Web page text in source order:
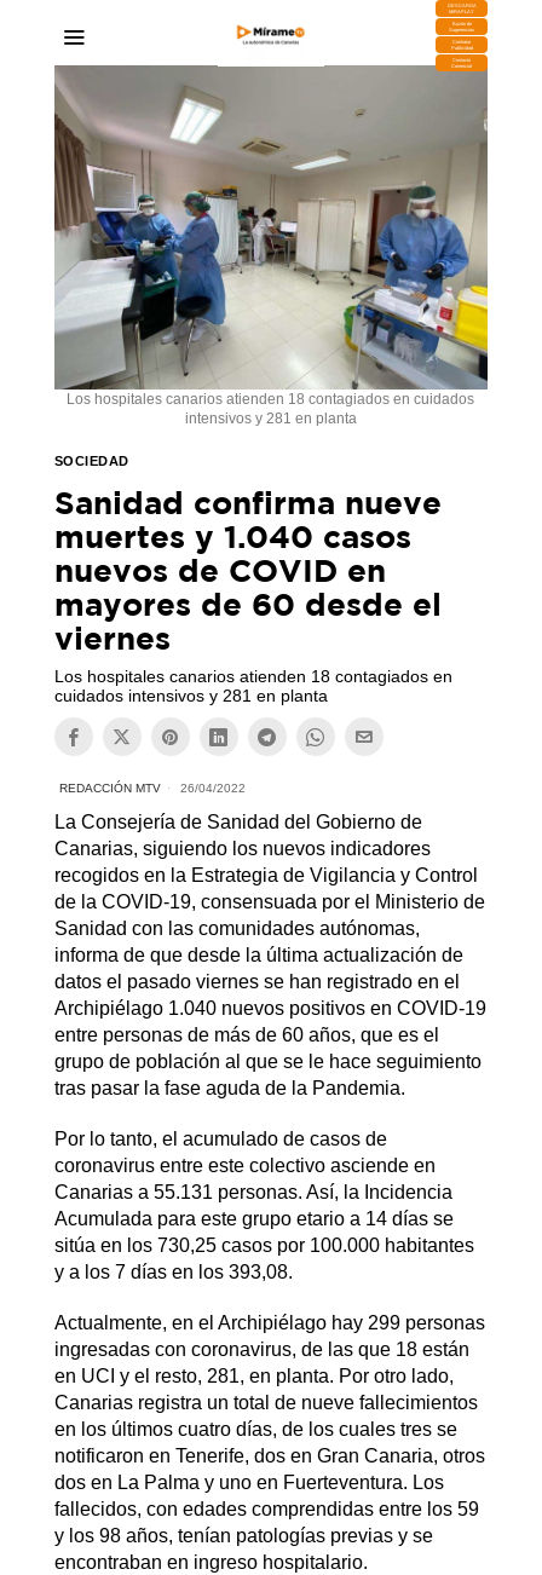
DESCARGA
MIRAPLAY
Buzón de
Sugerencias
Contratar
Publicidad
Contacto
Comercial
Los hospitales canarios atienden 18 contagiados en cuidados
intensivos y 281 en planta
SOCIEDAD
Sanidad confirma nueve
muertes y 1.040 casos
nuevos de COVID en
mayores de 60 desde el
viernes
Los hospitales canarios atienden 18 contagiados en
cuidados intensivos y 281 en planta
REDACCIÓN MTV 26/04/2022
La Consejería de Sanidad del Gobierno de
Canarias, siguiendo los nuevos indicadores
recogidos en la Estrategia de Vigilancia y Control
de la COVID-19, consensuada por el Ministerio de
Sanidad con las comunidades autónomas,
informa de que desde la última actualización de
datos el pasado viernes se han registrado en el
Archipiélago 1.040 nuevos positivos en COVID-19
entre personas de más de 60 años, que es el
grupo de población al que se le hace seguimiento
tras pasar la fase aguda de la Pandemia.
Por lo tanto, el acumulado de casos de
coronavirus entre este colectivo asciende en
Canarias a 55.131 personas. Así, la Incidencia
Acumulada para este grupo etario a 14 días se
sitúa en los 730,25 casos por 100.000 habitantes
y a los 7 días en los 393,08.
Actualmente, en el Archipiélago hay 299 personas
ingresadas con coronavirus, de las que 18 están
en UCI y el resto, 281, en planta. Por otro lado,
Canarias registra un total de nueve fallecimientos
en los últimos cuatro días, de los cuales tres se
notificaron en Tenerife, dos en Gran Canaria, otros
dos en La Palma y uno en Fuerteventura. Los
fallecidos, con edades comprendidas entre los 59
y los 98 años, tenían patologías previas y se
encontraban en ingreso hospitalario.